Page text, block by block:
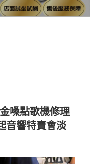
嗓點歌機修理
音響特賣會淡